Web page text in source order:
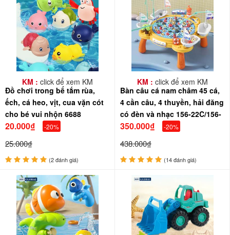
KM : click để xem KM
Đồ chơi trong bể tắm rùa,
ếch, cá heo, vịt, cua vặn cót
cho bé vui nhộn 6688
20.000₫ -20%
25.000₫
(2 đánh giá)
KM : click để xem KM
Bàn câu cá nam châm 45 cá,
4 cần câu, 4 thuyền, hải đăng
có đèn và nhạc 156-22C/156-
23C
350.000₫ -20%
438.000₫
(14 đánh giá)